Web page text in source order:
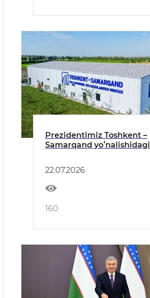
Prezidentimiz Toshkent –
Samarqand yoʻnalishidagi
22.07.2026
160